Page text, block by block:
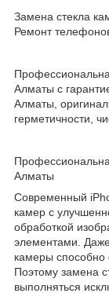
Замена стекла
Ремонт
Алматы с
Алматы,
герметичности,
Алматы
Современный
камер с
обработкой
элементами.
камеры способно
Поэтому замена
выполняться